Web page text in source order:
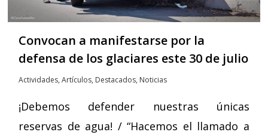
Convocan a manifestarse por la
defensa de los glaciares este 30 de julio
Actividades,Artículos, Destacados, Noticias
¡Debemos defender nuestras únicas
reservas de agua! / “Hacemos el llamado a